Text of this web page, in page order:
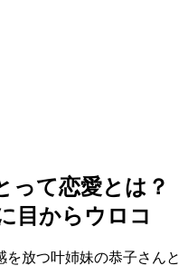
って恋愛とは？
目からウロコ
放つ叶姉妹の恭子さんと